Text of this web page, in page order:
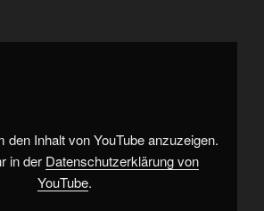
den Inhalt von YouTube anzuzeigen.
in der Datenschutzerklärung von
YouTube.